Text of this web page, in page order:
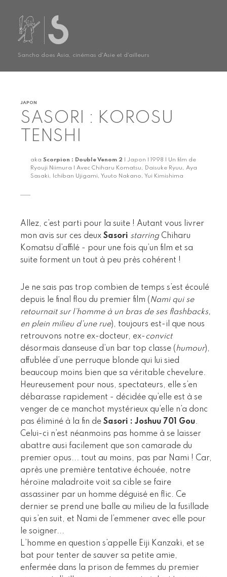
Sancho does Asia, cinémas d'Asie et d'ailleurs
JAPON
SASORI : KOROSU
TENSHI
aka Scorpion : Double Venom 2 | Japon | 1998 | Un film de
Ryouji Niimura | Avec Chiharu Komatsu, Daisuke Ryuu, Aya
Sasaki, Ichiban Ujigami, Yuuto Nakano, Yui Kimishima
Allez, c’est parti pour la suite ! Autant vous livrer
mon avis sur ces deux Sasori starringChiharu
Komatsu d’affilé - pour une fois qu’un film et sa
suite forment un tout à peu près cohérent !
Je ne sais pas trop combien de temps s’est écoulé
depuis le final flou du premier film ( Nami qui se
retournait sur l’homme à un bras de ses flashbacks,
en plein milieu d’une rue), toujours est-il que nous
retrouvons notre ex-docteur, ex-convict
désormais danseuse d’un bar top classe (humour),
affublée d’une perruque blonde qui lui sied
beaucoup moins bien que sa véritable chevelure.
Heureusement pour nous, spectateurs, elle s’en
débarasse rapidement - décidée qu’elle est à se
venger de ce manchot mystérieux qu’elle n’a donc
pas éliminé à la fin de Sasori : Joshuu 701 Gou.
Celui-ci n’est néanmoins pas homme à se laisser
abattre ausi facilement que son camarade du
premier opus... tout au moins, pas par Nami ! Car,
après une première tentative échouée, notre
héroïne maladroite voit sa cible se faire
assassiner par un homme déguisé en flic. Ce
dernier se prend une balle au milieu de la fusillade
qui s’en suit, et Nami de l’emmener avec elle pour
le soigner...
L’homme en question s’appelle Eiji Kanzaki, et se
bat pour tenter de sauver sa petite amie,
enfermée dans la prison de femmes du premier